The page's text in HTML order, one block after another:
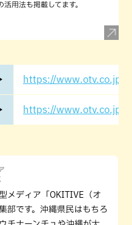
用法も掲載してます。
https://www.otv.co.jp/
https://www.otv.co.jp/
メディア「OKITIVE（オ
部です。沖縄県民はもちろ